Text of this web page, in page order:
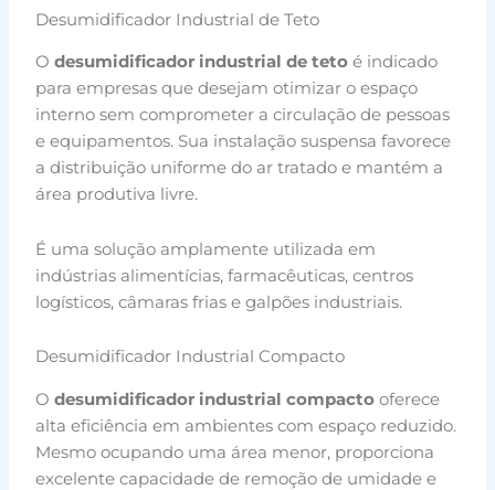
Desumidificador Industrial de Teto
Odesumidificador industrial de teto é indicado
para empresas que desejam otimizar o espaço
interno sem comprometer a circulação de pessoas
e equipamentos. Sua instalação suspensa favorece
a distribuição uniforme do ar tratado e mantém a
área produtiva livre.
É uma solução amplamente utilizada em
indústrias alimentícias, farmacêuticas, centros
logísticos, câmaras frias e galpões industriais.
Desumidificador Industrial Compacto
Odesumidificador industrial compacto oferece
alta eficiência em ambientes com espaço reduzido.
Mesmo ocupando uma área menor, proporciona
excelente capacidade de remoção de umidade e